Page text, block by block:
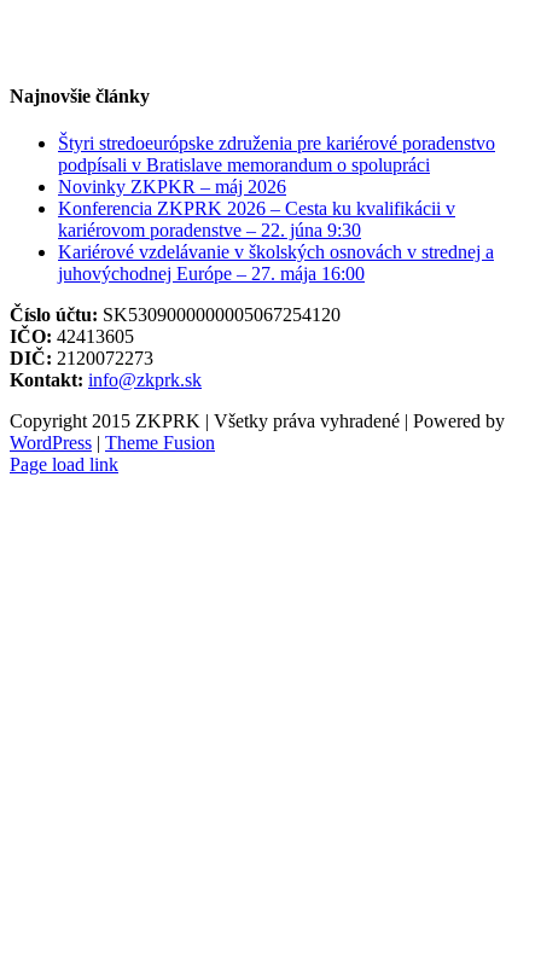
Najnovšie články
Štyri stredoeurópske združenia pre kariérové poradenstvo
podpísali v Bratislave memorandum o spolupráci
Novinky ZKPKR – máj 2026
Konferencia ZKPRK 2026 – Cesta ku kvalifikácii v
kariérovom poradenstve – 22. júna 9:30
Kariérové vzdelávanie v školských osnovách v strednej a
juhovýchodnej Európe – 27. mája 16:00
Číslo účtu: SK5309000000005067254120
IČO: 42413605
DIČ: 2120072273
Kontakt: info@zkprk.sk
Copyright 2015 ZKPRK | Všetky práva vyhradené | Powered by
WordPress | Theme Fusion
Page load link